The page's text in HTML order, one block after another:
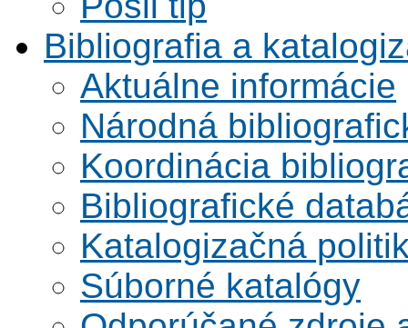
Bibliografia a
Aktuálne informácie
Národná
Koordinácia
Bibliografické
Katalogizačná
Súborné katalógy